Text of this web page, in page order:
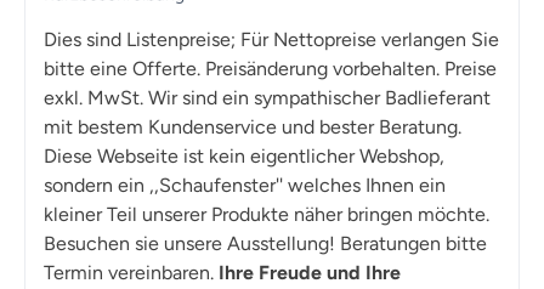
Dies sind Listenpreise; Für Nettopreise verlangen Sie
bitte eine Offerte. Preisänderung vorbehalten. Preise
exkl. MwSt. Wir sind ein sympathischer Badlieferant
mit bestem Kundenservice und bester Beratung.
Diese Webseite ist kein eigentlicher Webshop,
sondern ein ,,Schaufenster'' welches Ihnen ein
kleiner Teil unserer Produkte näher bringen möchte.
Besuchen sie unsere Ausstellung! Beratungen bitte
Termin vereinbaren. Ihre Freude und Ihre